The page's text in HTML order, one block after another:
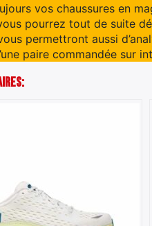
vos chaussures en
pourrez tout de suite
permettront aussi
paire commandée sur